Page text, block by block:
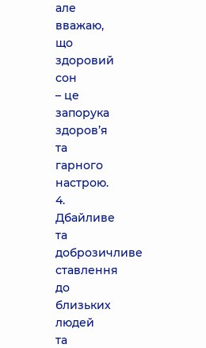
але
вважаю,
що
здоровий
сон
– це
запорука
здоров’я
та
гарного
настрою.
4.
Дбайливе
та
доброзичливе
ставлення
до
близьких
людей
та